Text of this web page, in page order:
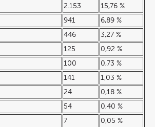
2.153
15,76 %
941
6,89 %
446
3,27 %
125
0,92 %
100
0,73 %
141
1,03 %
24
0,18 %
54
0,40 %
7
0,05 %